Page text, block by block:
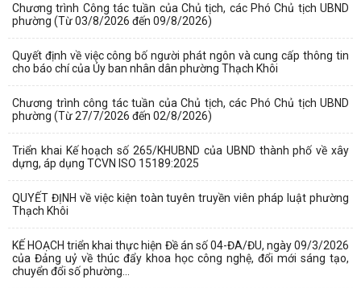
Chương trình Công tác tuần của Chủ tịch, các Phó Chủ tịch UBND
phường (Từ 03/8/2026 đến 09/8/2026)
Quyết định về việc công bố người phát ngôn và cung cấp thông tin
cho báo chí của Ủy ban nhân dân phường Thạch Khôi
Chương trình công tác tuần của Chủ tịch, các Phó Chủ tịch UBND
phường (Từ 27/7/2026 đến 02/8/2026)
Triển khai Kế hoạch số 265/KHUBND của UBND thành phố về xây
dựng, áp dụng TCVN ISO 15189:2025
QUYẾT ĐỊNH về việc kiện toàn tuyên truyền viên pháp luật phường
Thạch Khôi
KẾ HOẠCH triển khai thực hiện Đề án số 04-ĐA/ĐU, ngày 09/3/2026
của Đảng uỷ về thúc đẩy khoa học công nghệ, đổi mới sáng tạo,
chuyển đổi số phường...